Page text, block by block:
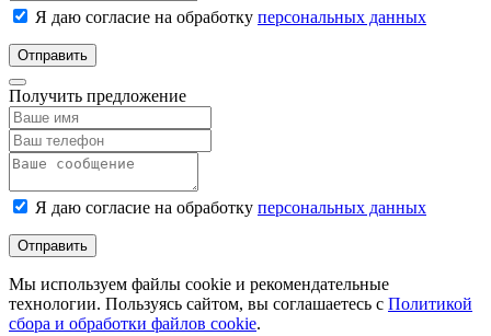
Я даю согласие на обработку персональных данных
Отправить
Получить предложение
Я даю согласие на обработку персональных данных
Отправить
Мы используем файлы cookie и рекомендательные
технологии. Пользуясь сайтом, вы соглашаетесь с Политикой
сбора и обработки файлов cookie.